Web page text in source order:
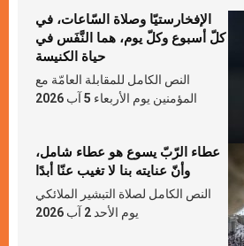
الإفخارستيّا وصلاة السّاعات، في
كلّ أسبوع وكلّ يوم، هما النَّفَس في
حياة الكنيسة
النص الكامل للمقابلة العامّة مع
المؤمنين يوم الأربعاء 5 آب 2026
عطاء الرّبّ يسوع هو عطاء شامل،
وأنّ عنايته بنا لا تغيب عنّا أبدًا
النص الكامل لصلاة التبشير الملائكي
يوم الأحد 2 آب 2026